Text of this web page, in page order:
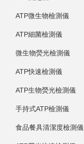
ATP微生物檢測儀
ATP細菌檢測儀
微生物熒光檢測儀
ATP快速檢測儀
ATP生物熒光檢測儀
手持式ATP檢測儀
食品餐具清潔度檢測儀